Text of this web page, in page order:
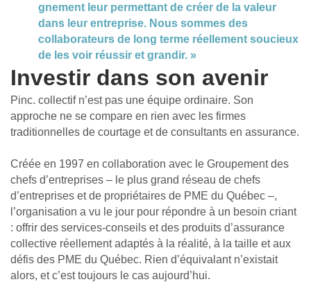
gnement leur permettant de créer de la valeur
dans leur entreprise. Nous sommes des
collaborateurs de long terme réellement soucieux
de les voir réussir et grandir. »
Investir dans son avenir
Pinc. collectif n’est pas une équipe ordinaire. Son
approche ne se compare en rien avec les firmes
traditionnelles de courtage et de consultants en assurance.
Créée en 1997 en collaboration avec le Groupement des
chefs d’entreprises – le plus grand réseau de chefs
d’entreprises et de propriétaires de PME du Québec –,
l’organisation a vu le jour pour répondre à un besoin criant
: offrir des services-conseils et des produits d’assurance
collective réellement adaptés à la réa­lité, à la taille et aux
défis des PME du Québec. Rien d’équivalant n’existait
alors, et c’est toujours le cas aujourd’hui.